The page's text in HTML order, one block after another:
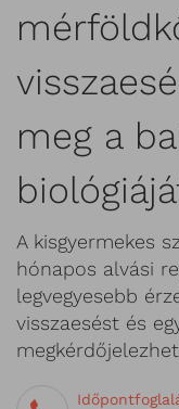
meg a
A kisgyermekes
hónapos alvási
legvegyesebb
visszaesést és